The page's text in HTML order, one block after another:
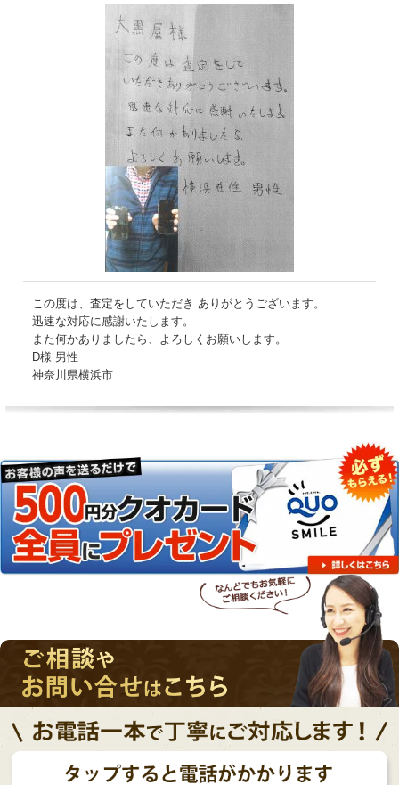
この度は、査定をしていただき ありがとうございます。
迅速な対応に感謝いたします。
また何かありましたら、よろしくお願いします。
D様 男性
神奈川県横浜市